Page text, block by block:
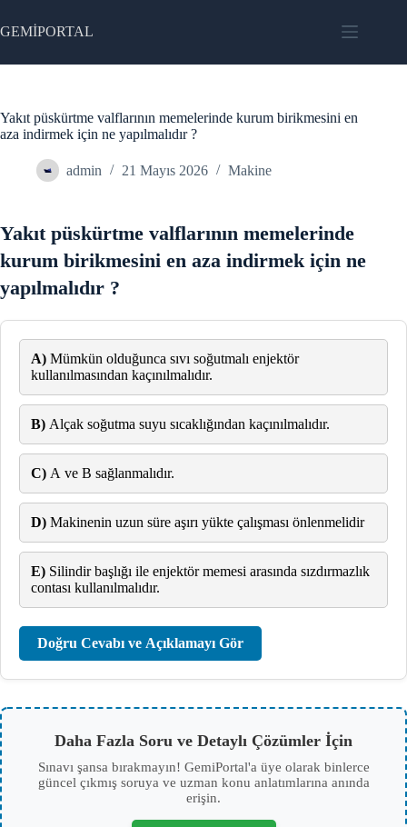
to
content
GEMİPORTAL
Yakıt püskürtme valflarının memelerinde kurum birikmesini en
aza indirmek için ne yapılmalıdır ?
admin 21 Mayıs 2026 Makine
Yakıt püskürtme valflarının memelerinde
kurum birikmesini en aza indirmek için ne
yapılmalıdır ?
A) Mümkün olduğunca sıvı soğutmalı enjektör
kullanılmasından kaçınılmalıdır.
B) Alçak soğutma suyu sıcaklığından kaçınılmalıdır.
C) A ve B sağlanmalıdır.
D) Makinenin uzun süre aşırı yükte çalışması önlenmelidir
E) Silindir başlığı ile enjektör memesi arasında sızdırmazlık
contası kullanılmalıdır.
Doğru Cevabı ve Açıklamayı Gör
Daha Fazla Soru ve Detaylı Çözümler İçin
Sınavı şansa bırakmayın! GemiPortal'a üye olarak binlerce
güncel çıkmış soruya ve uzman konu anlatımlarına anında
erişin.